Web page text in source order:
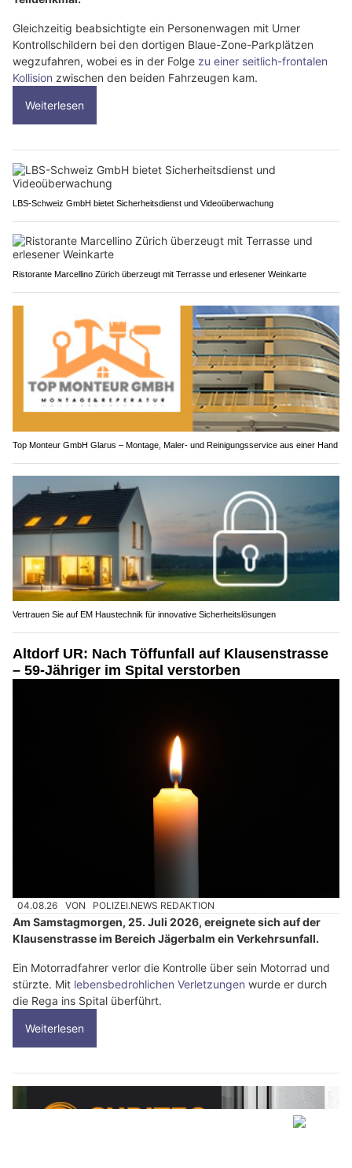
Gleichzeitig beabsichtigte ein Personenwagen mit Urner
Kontrollschildern bei den dortigen Blaue-Zone-Parkplätzen
wegzufahren, wobei es in der Folge zu einer seitlich-frontalen
Kollision zwischen den beiden Fahrzeugen kam.
Weiterlesen
LBS-Schweiz GmbH bietet Sicherheitsdienst und Videoüberwachung
Ristorante Marcellino Zürich überzeugt mit Terrasse und erlesener Weinkarte
Top Monteur GmbH Glarus – Montage, Maler- und Reinigungsservice aus einer Hand
Vertrauen Sie auf EM Haustechnik für innovative Sicherheitslösungen
Altdorf UR: Nach Töffunfall auf Klausenstrasse
– 59-Jähriger im Spital verstorben
04.08.26 VON POLIZEI.NEWS REDAKTION
Am Samstagmorgen, 25. Juli 2026, ereignete sich auf der
Klausenstrasse im Bereich Jägerbalm ein Verkehrsunfall.
Ein Motorradfahrer verlor die Kontrolle über sein Motorrad und
stürzte. Mit lebensbedrohlichen Verletzungen wurde er durch
die Rega ins Spital überführt.
Weiterlesen